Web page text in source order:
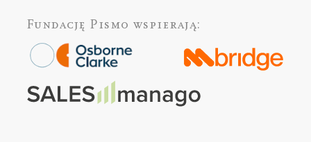
Fundację Pismo wspierają: